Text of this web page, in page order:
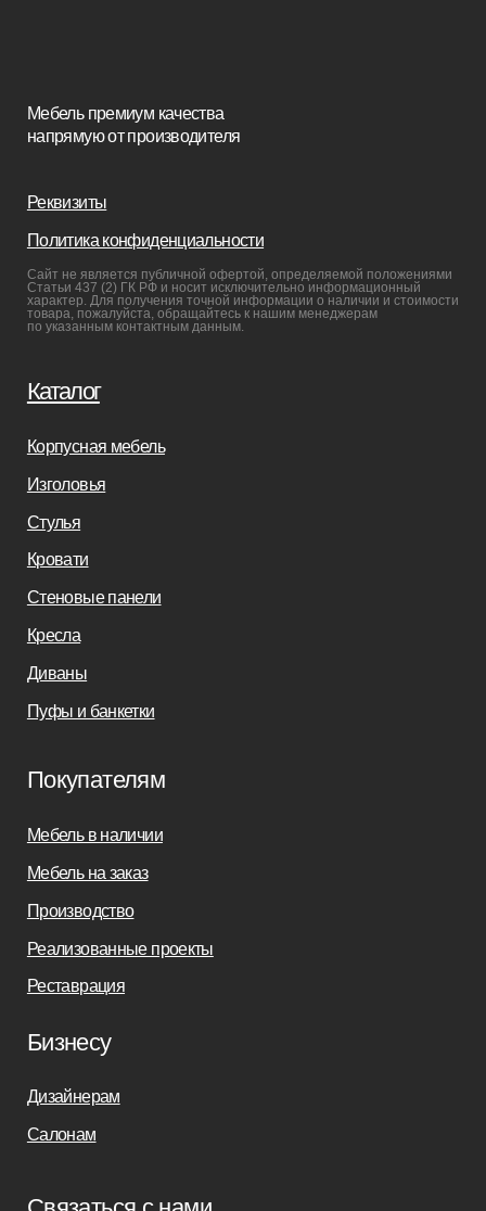
Покупателям
Мебель в наличии
Производство
Реализованные проекты
Реставрация
Бизнесу
Салонам
Связаться с нами
sofas-decor@mail.ru
Заказать звонок
+7(812)245-65-88